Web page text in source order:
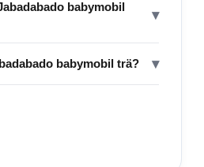
babymobil
▾
babymobil trä? ▾